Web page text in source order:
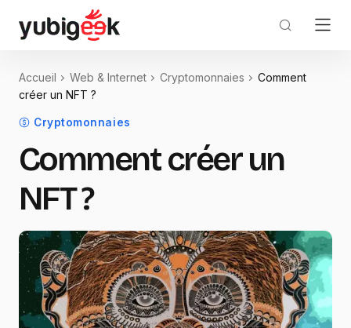
Accueil Web & Internet Cryptomonnaies
Comment
créer un NFT ?
Cryptomonnaies
Comment créer un
NFT ?